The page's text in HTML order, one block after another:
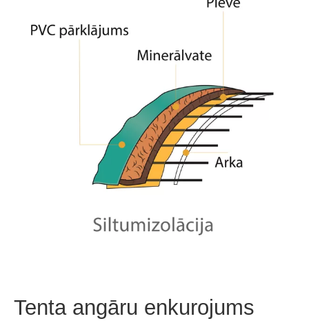
Tenta angāru enkurojums